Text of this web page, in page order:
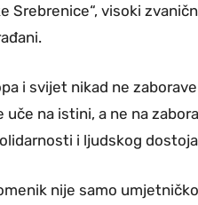
Srebrenice“, visoki
i svijet nikad ne
uče na istini, a ne na
i ljudskog
nije samo